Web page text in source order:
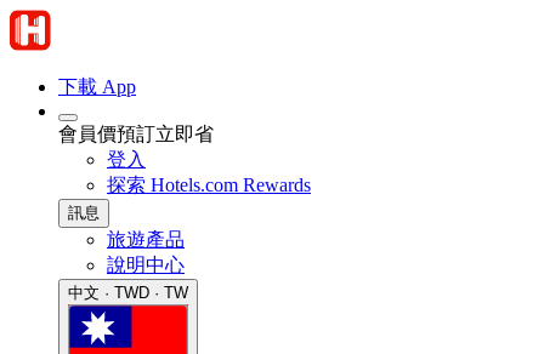
下載 App
會員價預訂立即省
登入
探索 Hotels.com Rewards
訊息
旅遊產品
說明中心
中文 · TWD · TW